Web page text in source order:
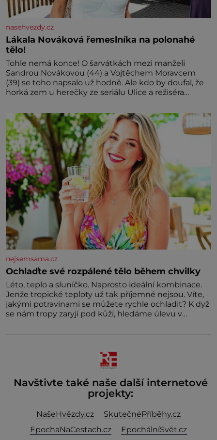
nasehvezdy.cz
Lákala Nováková řemeslníka na polonahé
tělo!
Tohle nemá konce! O šarvátkách mezi manželi
Sandrou Novákovou (44) a Vojtěchem Moravcem
(39) se toho napsalo už hodně. Ale kdo by doufal, že
horká zem u herečky ze seriálu Ulice a režiséra
nejsemsama.cz
Ochlaďte své rozpálené tělo během chvilky
Léto, teplo a sluníčko. Naprosto ideální kombinace.
Jenže tropické teploty už tak příjemné nejsou. Víte,
jakými potravinami se můžete rychle ochladit? K dyž
se nám tropy zaryjí pod kůži, hledáme úlevu v
Navštivte také naše další internetové
projekty:
NašeHvězdy.cz
SkutečnéPříběhy.cz
EpochaNaCestach.cz
EpochálníSvět.cz